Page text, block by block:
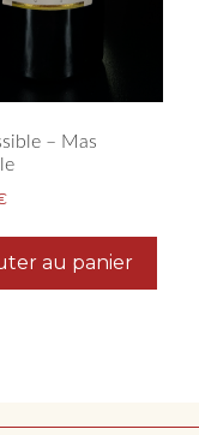
– Mas
au panier